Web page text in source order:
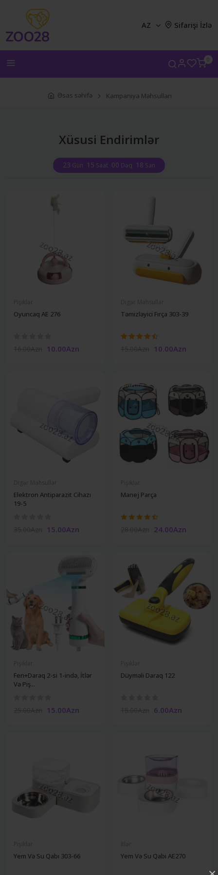
0
AZ Sifarişi İzlə
Əsas səhifə Kampaniya Məhsulları
Xüsusi Endirimlər
23 Gün 15 Saat 00 Dəq 18 San
Oyuncaq AE 276
10.00Azn
Təmizləyici Fırça 303-39
10.00Azn
Elektron Antiparazit Cihazı
19-5
15.00Azn
Undefine
Manej Parça
24.00Azn
Fen+Daraq 2-si 1-ində, İtlər
Və Piş...
15.00Azn
Undefine
Düyməli Daraq 122
6.00Azn
Yem Və Su Qabı 303-66 Yem Və Su Qabı AE270